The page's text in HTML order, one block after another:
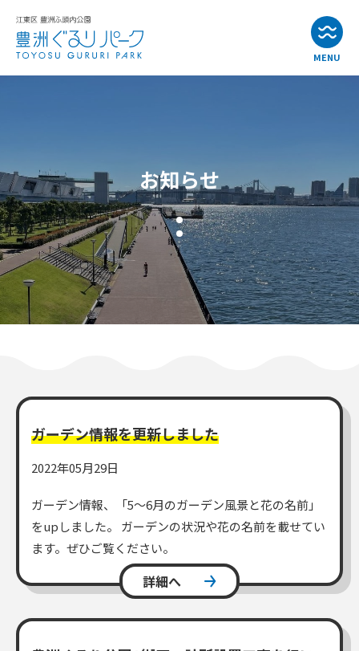
MENU
公園・施設紹介
アクセス
よくある質問
お問い合わせ
一般利用の方へ
公園利用ルール
催しものやロケなどの業務利用をお考えの方
ご利用について 各種申請・手続き等
お知らせ
ガーデン情報を更新しました
2022年05月29日
ガーデン情報、「5～6月のガーデン風景と花の名前」
をupしました。 ガーデンの状況や花の名前を載せてい
ます。ぜひご覧ください。
詳細へ